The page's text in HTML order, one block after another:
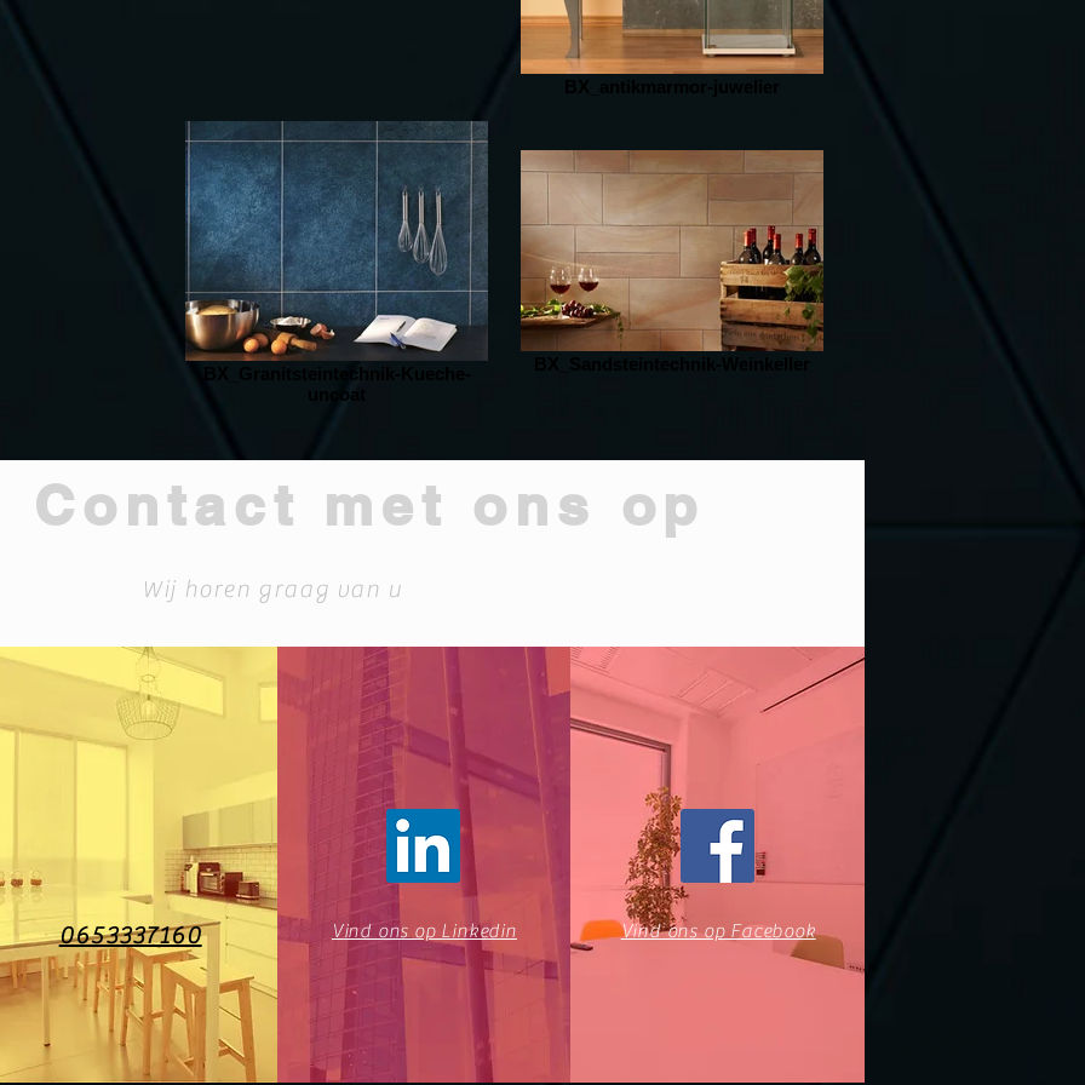
BX_Granitsteintechnik-Kueche-
uncoat
Contact met ons op
Wij horen graag van u
0653337160 Vind ons op Linkedin Vind ons op Facebook